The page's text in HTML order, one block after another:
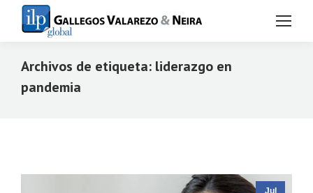
Archivos de etiqueta: liderazgo en
pandemia
Jul